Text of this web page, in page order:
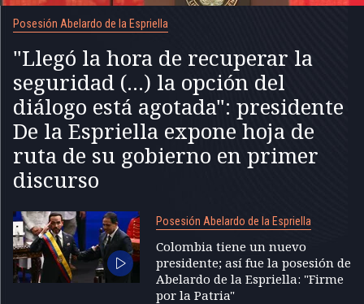
Posesión Abelardo de la Espriella
"Llegó la hora de recuperar la
seguridad (...) la opción del
diálogo está agotada": presidente
De la Espriella expone hoja de
ruta de su gobierno en primer
discurso
Posesión Abelardo de la Espriella
Colombia tiene un nuevo
presidente; así fue la posesión de
Abelardo de la Espriella: "Firme
por la Patria"